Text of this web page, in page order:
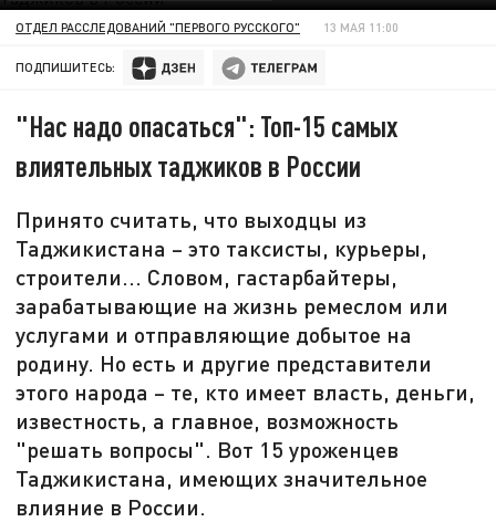
ОТДЕЛ РАССЛЕДОВАНИЙ "ПЕРВОГО РУССКОГО" 13 МАЯ 11:00
ПОДПИШИТЕСЬ:
"Нас надо опасаться": Топ-15 самых
влиятельных таджиков в России
Принято считать, что выходцы из
Таджикистана – это таксисты, курьеры,
строители... Словом, гастарбайтеры,
зарабатывающие на жизнь ремеслом или
услугами и отправляющие добытое на
родину. Но есть и другие представители
этого народа – те, кто имеет власть, деньги,
известность, а главное, возможность
"решать вопросы". Вот 15 уроженцев
Таджикистана, имеющих значительное
влияние в России.